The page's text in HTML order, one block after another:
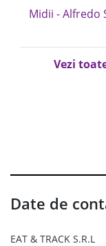
Midii - Alfredo
Vezi
Date de
EAT & TRACK S.R.L